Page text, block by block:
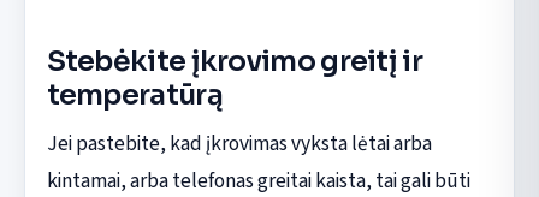
Stebėkite įkrovimo greitį ir
temperatūrą
Jei pastebite, kad įkrovimas vyksta lėtai arba
kintamai, arba telefonas greitai kaista, tai gali būti